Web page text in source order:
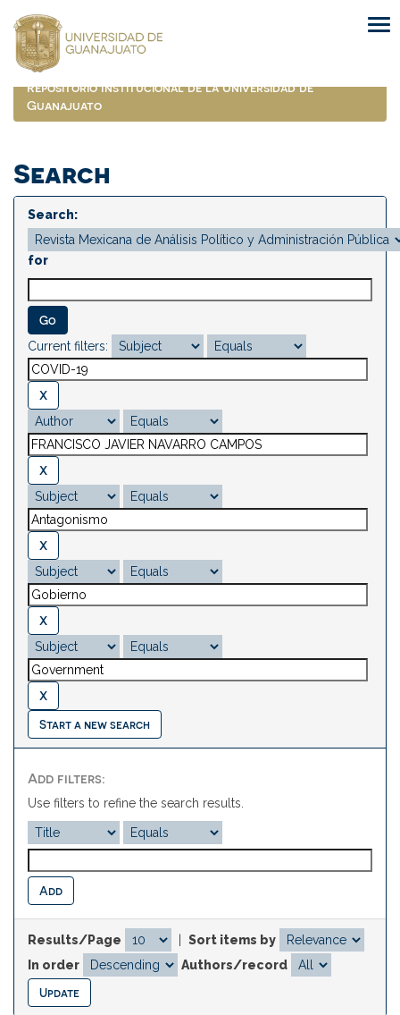
navigation
Repositorio Institucional de la Universidad de
Guanajuato
Search
Search:
for
Current filters:
Start a new search
Add filters:
Use filters to refine the search results.
Results/Page
Sort items by
In order
Authors/record